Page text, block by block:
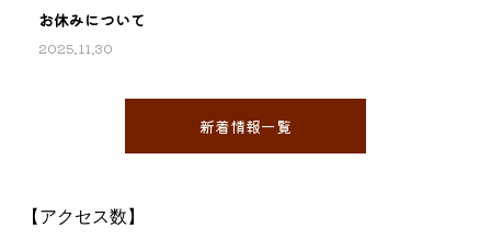
お休みについて
2025.11.30
新着情報一覧
【アクセス数】